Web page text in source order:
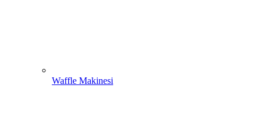
Waffle Makinesi